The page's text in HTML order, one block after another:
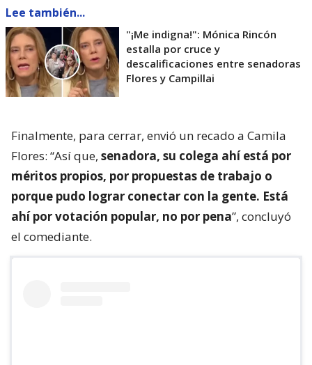
Lee también...
"¡Me indigna!": Mónica Rincón
estalla por cruce y
descalificaciones entre senadoras
Flores y Campillai
Finalmente, para cerrar, envió un recado a Camila
Flores: “Así que, senadora, su colega ahí está por
méritos propios, por propuestas de trabajo o
porque pudo lograr conectar con la gente. Está
ahí por votación popular, no por pena”, concluyó
el comediante.